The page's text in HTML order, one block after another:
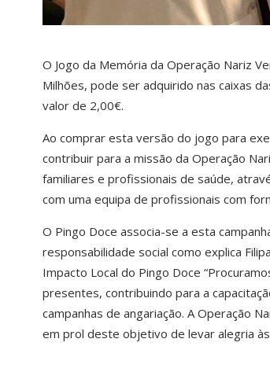
O Jogo da Memória da Operação Nariz
Milhões, pode ser adquirido nas caixas
valor de 2,00€.
Ao comprar esta versão do jogo para
contribuir para a missão da Operação
familiares e profissionais de saúde,
com uma equipa de profissionais com
O Pingo Doce associa-se a esta
responsabilidade social como explica
Impacto Local do Pingo Doce
presentes, contribuindo para a
campanhas de angariação. A Operação
em prol deste objetivo de levar alegria